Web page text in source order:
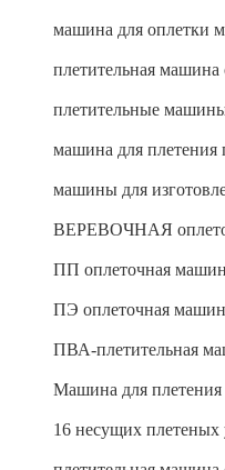
машина для оплетки
плетительная
плетительные
машина для плетения
машины для
ВЕРЕВОЧНАЯ
ПП оплеточная
ПЭ оплеточная
ПВА-плетительная
Машина для плетения
16 несущих плетеных